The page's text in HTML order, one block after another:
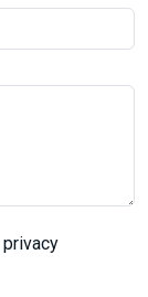
privacy